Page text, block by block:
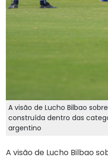
A visão de Lucho Bilbao
construída dentro das
argentino
A visão de Lucho Bilbao